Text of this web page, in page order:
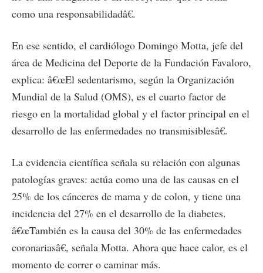
como una responsabilidadâ€.
En ese sentido, el cardiólogo Domingo Motta, jefe del
área de Medicina del Deporte de la Fundación Favaloro,
explica: â€œEl sedentarismo, según la Organización
Mundial de la Salud (OMS), es el cuarto factor de
riesgo en la mortalidad global y el factor principal en el
desarrollo de las enfermedades no transmisiblesâ€.
La evidencia científica señala su relación con algunas
patologías graves: actúa como una de las causas en el
25% de los cánceres de mama y de colon, y tiene una
incidencia del 27% en el desarrollo de la diabetes.
â€œTambién es la causa del 30% de las enfermedades
coronariasâ€, señala Motta. Ahora que hace calor, es el
momento de correr o caminar más.